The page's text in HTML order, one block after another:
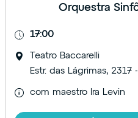
Orquestra
17:00
Teatro Baccarelli
Estr. das Lágrimas, 2317
com maestro Ira Levin